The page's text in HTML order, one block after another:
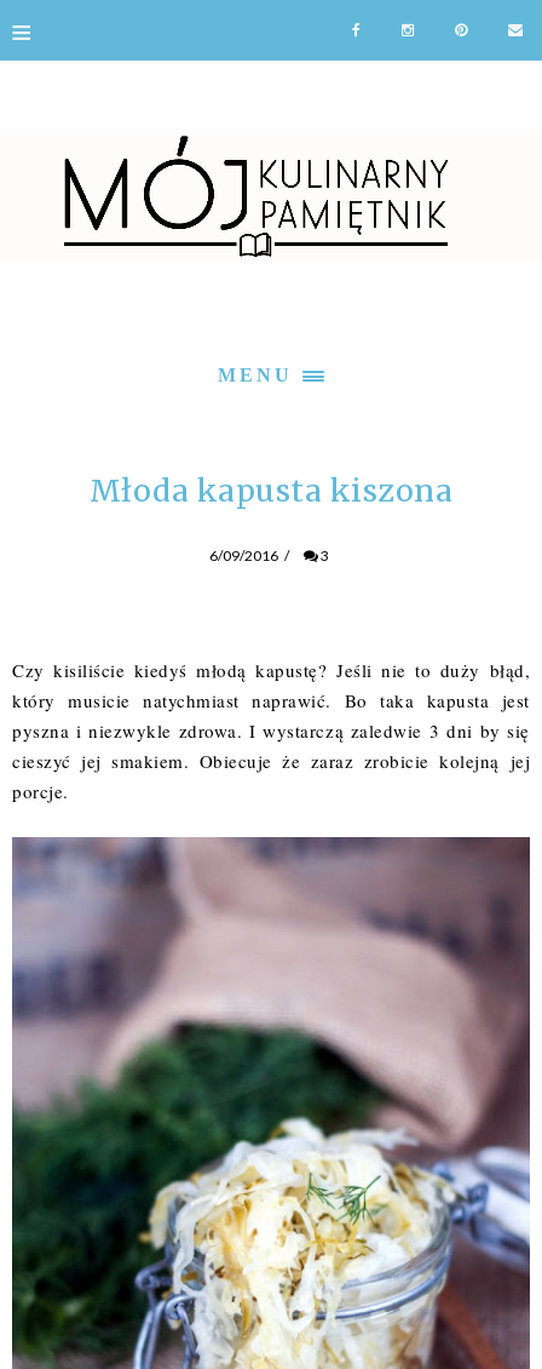
≡
MENU
Młoda kapusta kiszona
6/09/2016 / 3
Czy kisiliście kiedyś młodą kapustę? Jeśli nie to duży błąd,
który musicie natychmiast naprawić. Bo taka kapusta jest
pyszna i niezwykle zdrowa. I wystarczą zaledwie 3 dni by się
cieszyć jej smakiem. Obiecuje że zaraz zrobicie kolejną jej
porcje.